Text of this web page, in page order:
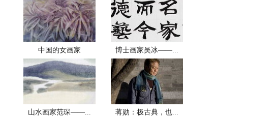
中国的女画家 博士画家吴冰——...
山水画家范琛——... 蒋勋：极古典，也...